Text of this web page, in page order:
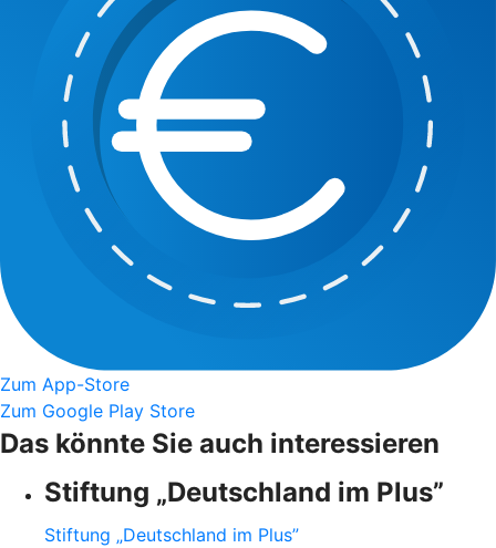
Zum App-Store
Zum Google Play Store
Das könnte Sie auch interessieren
Stiftung „Deutschland im Plus”
Stiftung „Deutschland im Plus”